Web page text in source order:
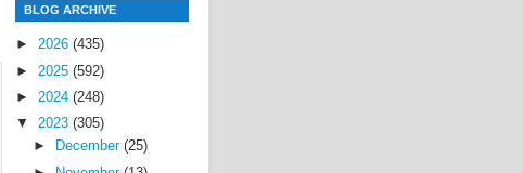
BLOG ARCHIVE
► 2026 (435)
► 2025 (592)
► 2024 (248)
▼ 2023 (305)
►
December (25)